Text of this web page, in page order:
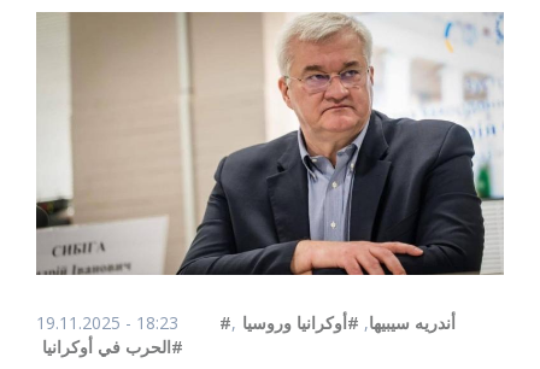
19.11.2025 - 18:23 #أندريه سيبيها, #أوكرانيا وروسيا ,
#الحرب في أوكرانيا